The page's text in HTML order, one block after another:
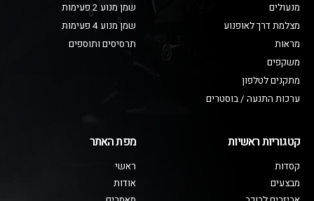
מנעולים
מצלמת דרך לאופנוע
מראות
משקפים
מתקנים לטלפון
ערכות התנעה / בוסטרים
שמן מנוע 2 פעימות
שמן מנוע 4 פעימות
תרסיסים ותוספים
קטגוריות ראשיות
קסדות
מבצעים
מפת האתר
ראשי
אודות